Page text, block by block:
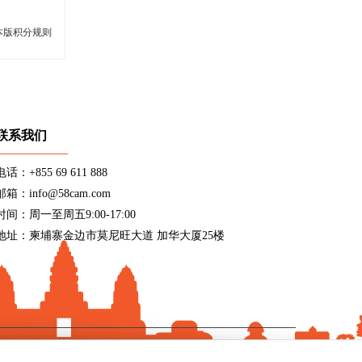
版积分规则
系我们
话：+855 69 611 888
箱：info@58cam.com
间：周一至周五9:00-17:00
址：柬埔寨金边市莫尼旺大道 加华大厦25楼